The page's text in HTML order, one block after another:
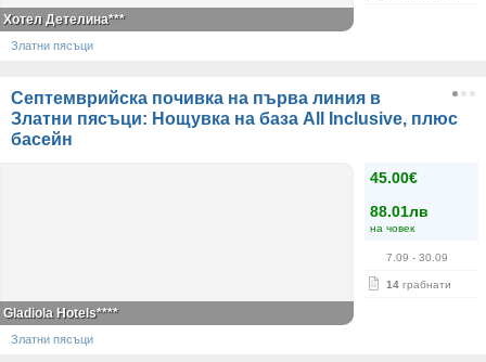
Хотел Детелина***
Златни пясъци
Септемврийска почивка на първа линия в
Златни пясъци: Нощувка на база All Inclusive, плюс
басейн
45.00€
88.01лв
на човек
7.09 - 30.09
14 грабнати
Gladiola Hotels****
Златни пясъци